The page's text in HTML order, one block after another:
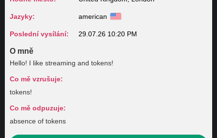
Jazyky: american
Poslední vysílání: 29.07.26 10:20 PM
O mně
Hello! I like streaming and tokens!
Co mě vzrušuje:
tokens!
Co mě odpuzuje:
absence of tokens